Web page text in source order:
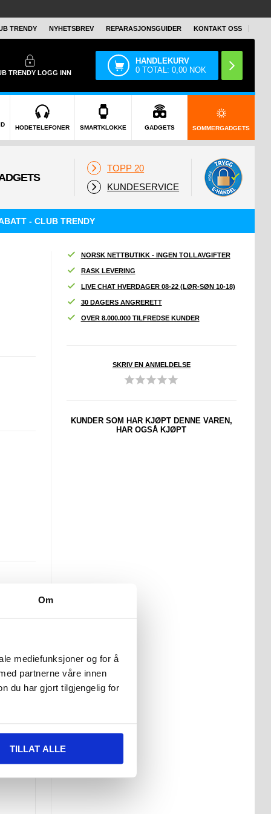
Om
mediefunksjoner og for å
partnerne våre innen
du har gjort tilgjengelig for
TILLAT ALLE
TRENDY NYHETSBREV REPARASJONSGUIDER KONTAKT OSS
TRENDYLOGG INN
HANDLEKURV
0 TOTAL:0,00 NOK
HODETELEFONER SMARTKLOKKE GADGETS SOMMERGADGETS
TOPP 20
KUNDESERVICE
- CLUB TRENDY
NORSK NETTBUTIKK - INGEN TOLLAVGIFTER
RASK LEVERING
LIVE CHAT HVERDAGER 08-22 (LØR-SØN 10-18)
30 DAGERS ANGRERETT
OVER 8.000.000 TILFREDSE KUNDER
SKRIV EN ANMELDELSE
KUNDER SOM HAR KJØPT DENNE VAREN,
HAR OGSÅ KJØPT